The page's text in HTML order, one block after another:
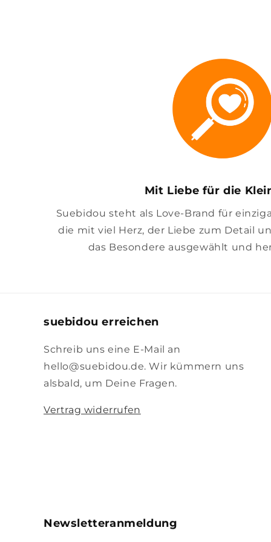
Mit Liebe für die
Suebidou steht als Love-Brand für
die mit viel Herz, der Liebe zum Detail
das Besondere ausgewählt und
suebidou erreichen
Schreib uns eine E-Mail an
hello@suebidou.de. Wir kümmern uns
alsbald, um Deine Fragen.
Vertrag widerrufen
Newsletteranmeldung